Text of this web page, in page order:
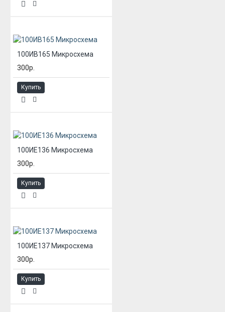
100ИВ165 Микросхема
300р.
Купить
100ИЕ136 Микросхема
300р.
Купить
100ИЕ137 Микросхема
300р.
Купить